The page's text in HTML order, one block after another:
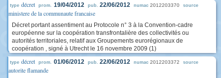
type décret prom. 19/04/2012 pub. 22/06/2012 numac 2012203370 source
ministere de la communaute francaise
Décret portant assentiment au Protocole n° 3 à la Convention-cadre
européenne sur la coopération transfrontalière des collectivités ou
autorités territoriales, relatif aux Groupements eurorégionaux de
coopération , signé à Utrecht le 16 novembre 2009 (1)
type décret prom. 01/06/2012 pub. 22/06/2012 numac 2012203372 source
autorite flamande